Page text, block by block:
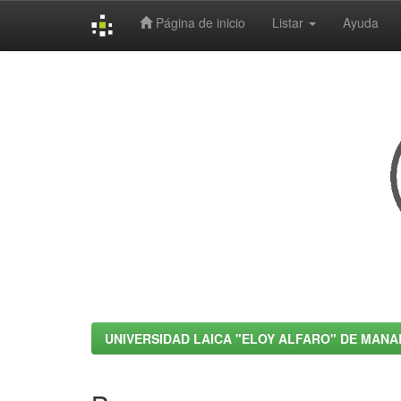
Página de inicio Listar Ayuda
UNIVERSIDAD LAICA "ELOY ALFARO" DE